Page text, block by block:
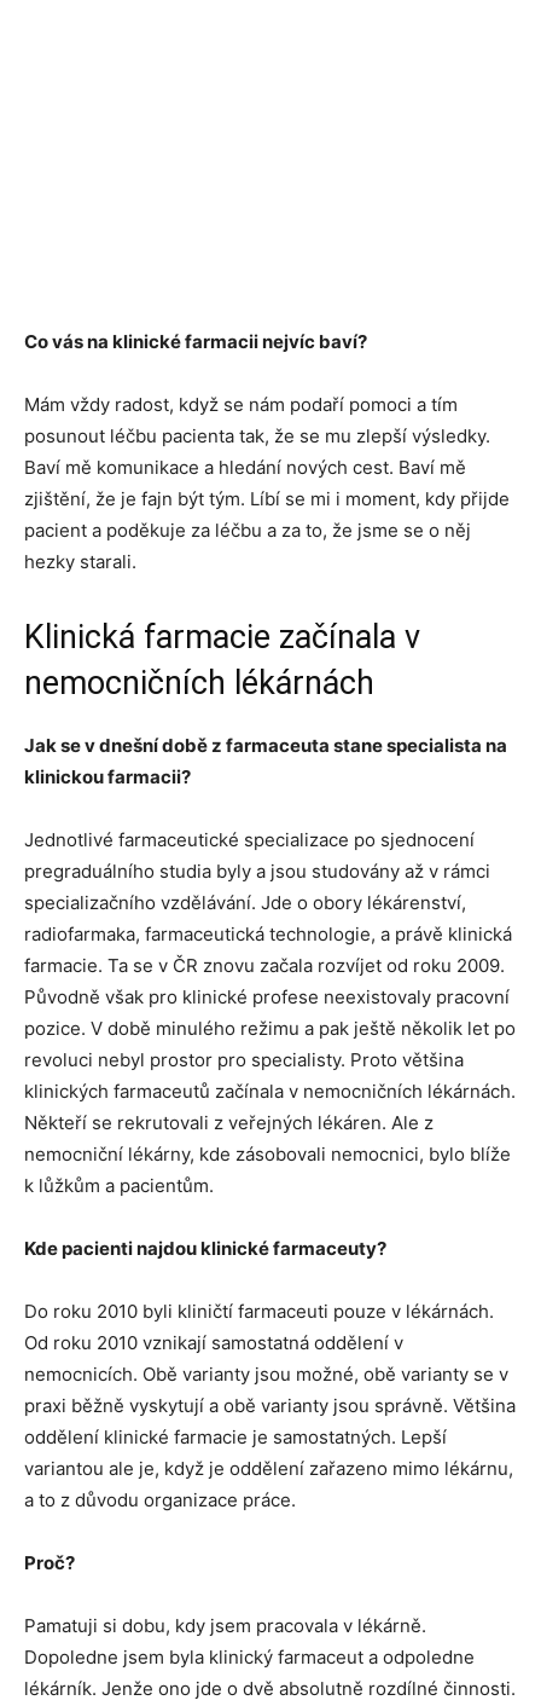
Co vás na klinické farmacii nejvíc baví?
Mám vždy radost, když se nám podaří pomoci a tím
posunout léčbu pacienta tak, že se mu zlepší výsledky.
Baví mě komunikace a hledání nových cest. Baví mě
zjištění, že je fajn být tým. Líbí se mi i moment, kdy přijde
pacient a poděkuje za léčbu a za to, že jsme se o něj
hezky starali.
Klinická farmacie začínala v
nemocničních lékárnách
Jak se v dnešní době z farmaceuta stane specialista na
klinickou farmacii?
Jednotlivé farmaceutické specializace po sjednocení
pregraduálního studia byly a jsou studovány až v rámci
specializačního vzdělávání. Jde o obory lékárenství,
radiofarmaka, farmaceutická technologie, a právě klinická
farmacie. Ta se v ČR znovu začala rozvíjet od roku 2009.
Původně však pro klinické profese neexistovaly pracovní
pozice. V době minulého režimu a pak ještě několik let po
revoluci nebyl prostor pro specialisty. Proto většina
klinických farmaceutů začínala v nemocničních lékárnách.
Někteří se rekrutovali z veřejných lékáren. Ale z
nemocniční lékárny, kde zásobovali nemocnici, bylo blíže
k lůžkům a pacientům.
Kde pacienti najdou klinické farmaceuty?
Do roku 2010 byli kliničtí farmaceuti pouze v lékárnách.
Od roku 2010 vznikají samostatná oddělení v
nemocnicích. Obě varianty jsou možné, obě varianty se v
praxi běžně vyskytují a obě varianty jsou správně. Většina
oddělení klinické farmacie je samostatných. Lepší
variantou ale je, když je oddělení zařazeno mimo lékárnu,
a to z důvodu organizace práce.
Proč?
Pamatuji si dobu, kdy jsem pracovala v lékárně.
Dopoledne jsem byla klinický farmaceut a odpoledne
lékárník. Jenže ono jde o dvě absolutně rozdílné činnosti.